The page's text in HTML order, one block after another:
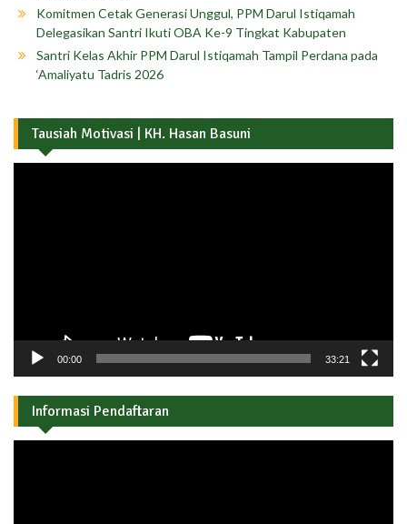
Komitmen Cetak Generasi Unggul, PPM Darul Istiqamah
Delegasikan Santri Ikuti OBA Ke-9 Tingkat Kabupaten
Santri Kelas Akhir PPM Darul Istiqamah Tampil Perdana pada
‘Amaliyatu Tadris 2026
Tausiah Motivasi | KH. Hasan Basuni
00:00 33:21
Informasi Pendaftaran